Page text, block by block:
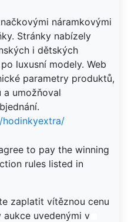
náramkovými
Stránky nabízely
i dětských
luxusní modely. Web
parametry produktů,
a umožňoval
to pay the winning
rules listed in
zaplatit vítěznou cenu
uvedenými v